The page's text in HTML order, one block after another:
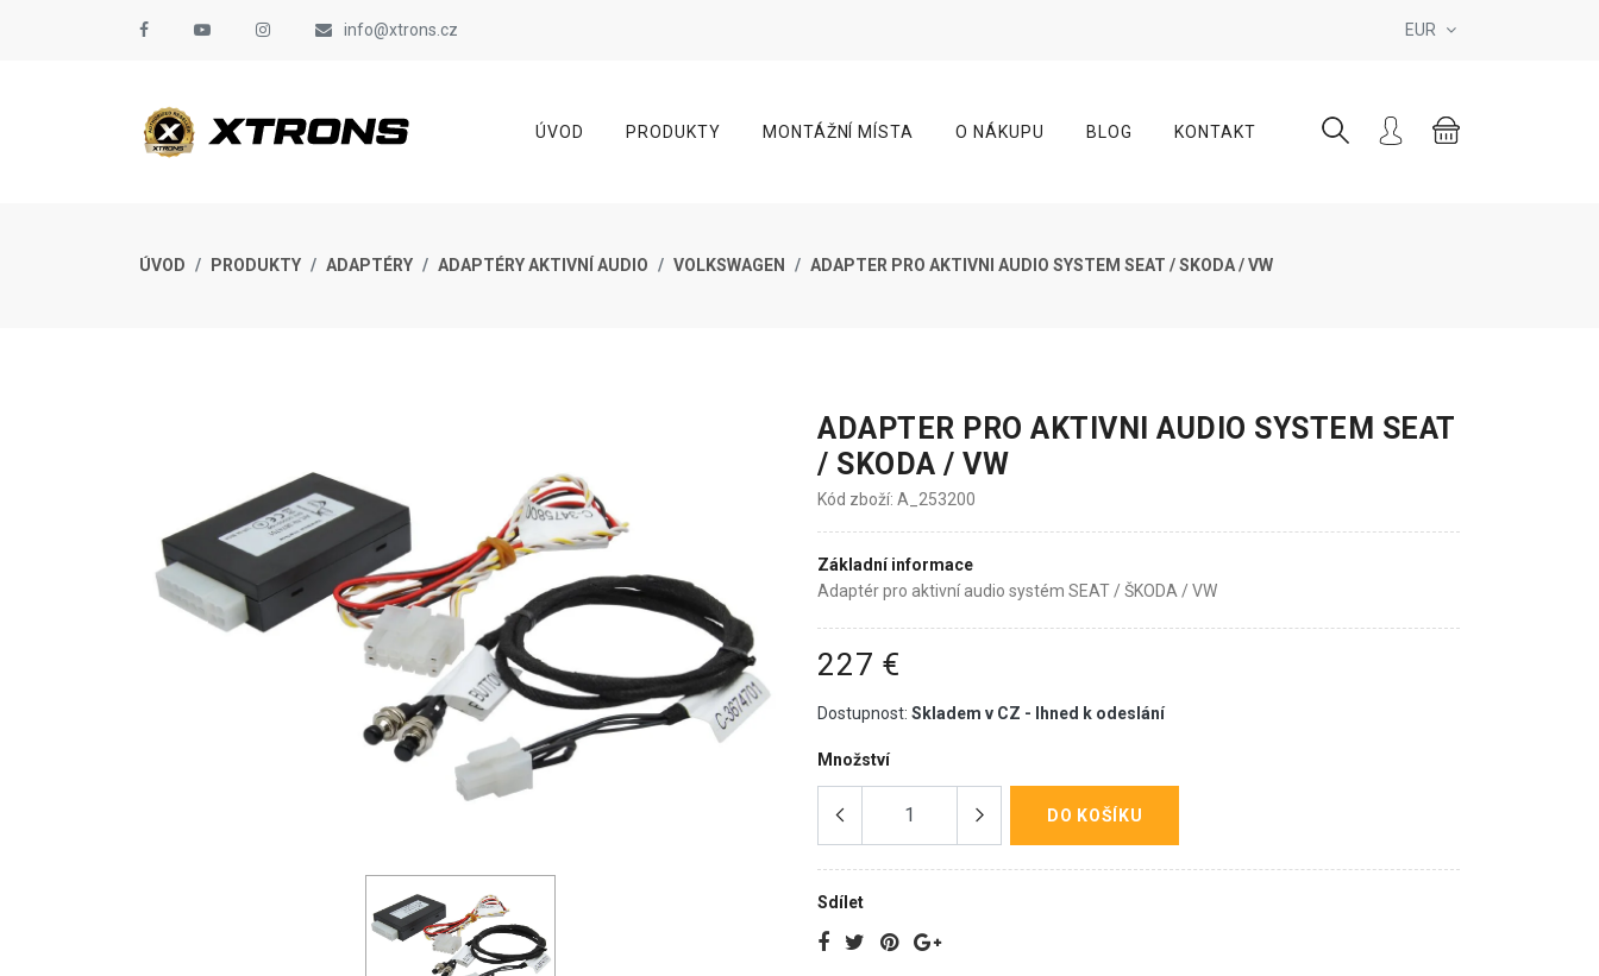
info@xtrons.cz EUR
ÚVOD PRODUKTY MONTÁŽNÍ MÍSTA O NÁKUPU BLOG KONTAKT
ÚVOD PRODUKTY ADAPTÉRY ADAPTÉRY AKTIVNÍ AUDIO VOLKSWAGEN ADAPTER PRO AKTIVNI AUDIO SYSTEM SEAT / SKODA / VW
ADAPTER PRO AKTIVNI AUDIO SYSTEM SEAT
/ SKODA / VW
Kód zboží: A_253200
Základní informace
Adaptér pro aktivní audio systém SEAT / ŠKODA / VW
227 €
Dostupnost: Skladem v CZ - Ihned k odeslání
Množství
DO KOŠÍKU
Sdílet